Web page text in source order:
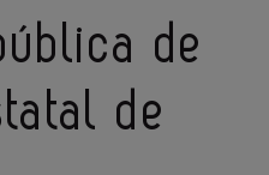
de
de